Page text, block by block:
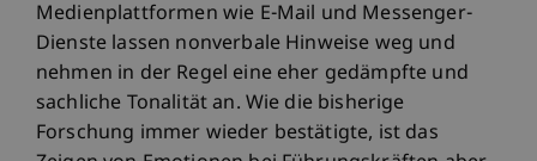
Medienplattformen wie E-Mail und Messenger-
Dienste lassen nonverbale Hinweise weg und
nehmen in der Regel eine eher gedämpfte und
sachliche Tonalität an. Wie die bisherige
Forschung immer wieder bestätigte, ist das